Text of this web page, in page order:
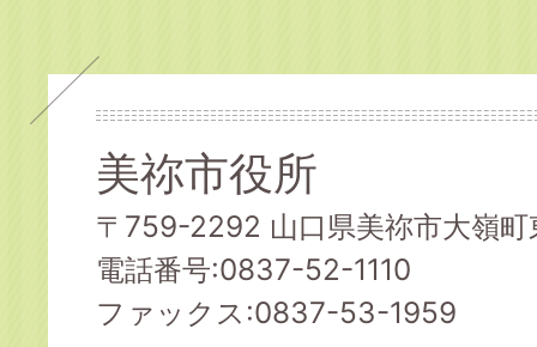
美祢市役所
〒759-2292 山口県美祢市大嶺
電話番号:0837-52-1110
ファックス:0837-53-1959